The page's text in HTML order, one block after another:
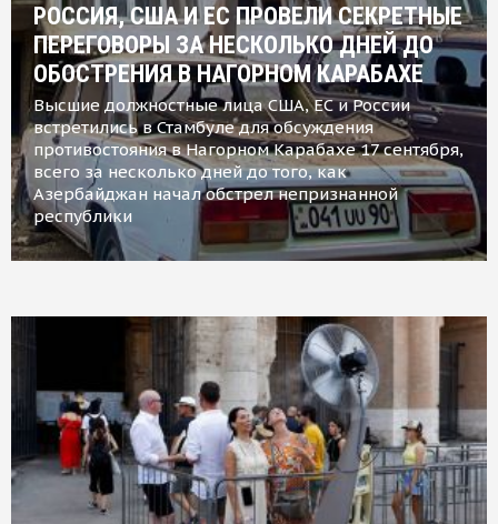
РОССИЯ, США И ЕС ПРОВЕЛИ СЕКРЕТНЫЕ
ПЕРЕГОВОРЫ ЗА НЕСКОЛЬКО ДНЕЙ ДО
ОБОСТРЕНИЯ В НАГОРНОМ КАРАБАХЕ
Высшие должностные лица США, ЕС и России
встретились в Стамбуле для обсуждения
противостояния в Нагорном Карабахе 17 сентября,
всего за несколько дней до того, как
Азербайджан начал обстрел непризнанной
республики